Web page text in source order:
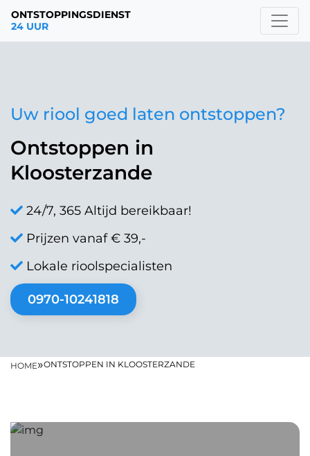
ONTSTOPPINGSDIENST
24 UUR
Uw riool goed laten ontstoppen?
Ontstoppen in
Kloosterzande
24/7, 365 Altijd bereikbaar!
Prijzen vanaf € 39,-
Lokale rioolspecialisten
0970-10241818
HOME»ONTSTOPPEN IN KLOOSTERZANDE